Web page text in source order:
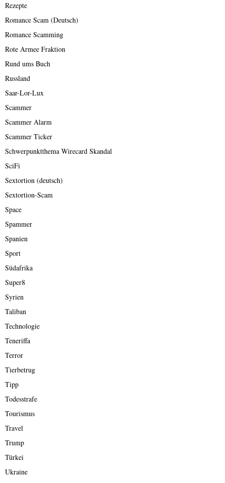
Rezepte
Romance Scam (Deutsch)
Romance Scamming
Rote Armee Fraktion
Rund ums Buch
Russland
Saar-Lor-Lux
Scammer
Scammer Alarm
Scammer Ticker
Schwerpunktthema Wirecard Skandal
SciFi
Sextortion (deutsch)
Sextortion-Scam
Space
Spammer
Spanien
Sport
Südafrika
Super8
Syrien
Taliban
Technologie
Teneriffa
Terror
Tierbetrug
Tipp
Todesstrafe
Tourismus
Travel
Trump
Türkei
Ukraine